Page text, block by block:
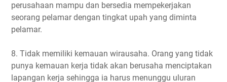
perusahaan mampu dan bersedia mempekerjakan
seorang pelamar dengan tingkat upah yang diminta
pelamar.
8. Tidak memiliki kemauan wirausaha. Orang yang tidak
punya kemauan kerja tidak akan berusaha menciptakan
lapangan kerja sehingga ia harus menunggu uluran